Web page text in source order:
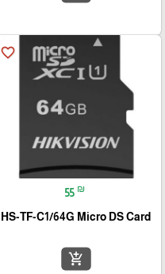
favorite_border
55 ₪
HS-TF-C1/64G Micro DS Card
add_shopping_cart